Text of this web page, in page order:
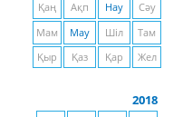
Қаң Ақп Нау
Сәу
Мам
Мау Шіл
Там
Қыр
Қаз Қар Жел
2018